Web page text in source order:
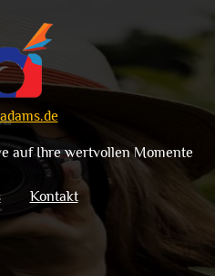
auf Ihre wertvollen Momente
Kontakt